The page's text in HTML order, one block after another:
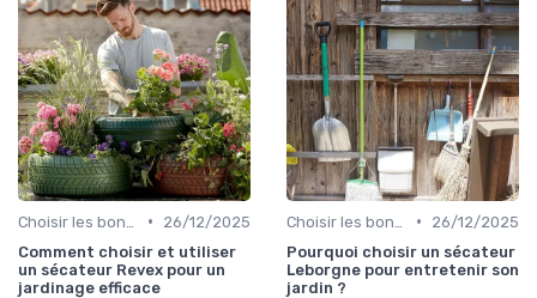
•
26/12/2025
Comment choisir et utiliser
un sécateur Revex pour un
jardinage efficace
•
26/12/2025
Pourquoi choisir un sécateur
Leborgne pour entretenir son
jardin ?